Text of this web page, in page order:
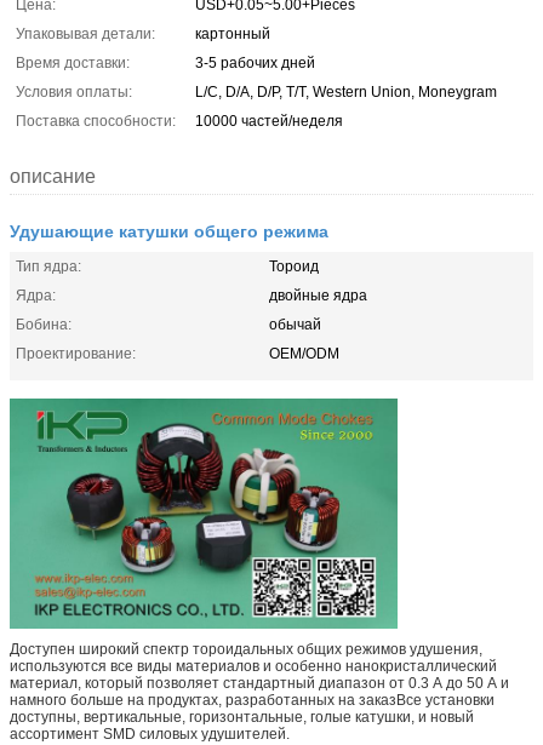
Цена:
USD+0.05~5.00+Pieces
Упаковывая детали:
картонный
Время доставки:
3-5 рабочих дней
Условия оплаты:
L/C, D/A, D/P, T/T, Western Union, Moneygram
Поставка способности:
10000 частей/неделя
описание
Удушающие катушки общего режима
Тип ядра:
Тороид
Ядра:
двойные ядра
Бобина:
обычай
Проектирование:
OEM/ODM
Доступен широкий спектр тороидальных общих режимов удушения,
используются все виды материалов и особенно нанокристаллический
материал, который позволяет стандартный диапазон от 0.3 А до 50 А и
намного больше на продуктах, разработанных на заказВсе установки
доступны, вертикальные, горизонтальные, голые катушки, и новый
ассортимент SMD силовых удушителей.